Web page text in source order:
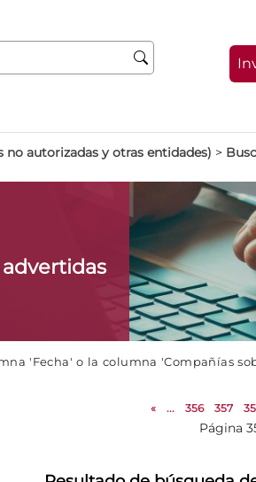
no autorizadas y otras entidades) >
'Fecha' o la columna 'Compañías
« ... 356 357
Página